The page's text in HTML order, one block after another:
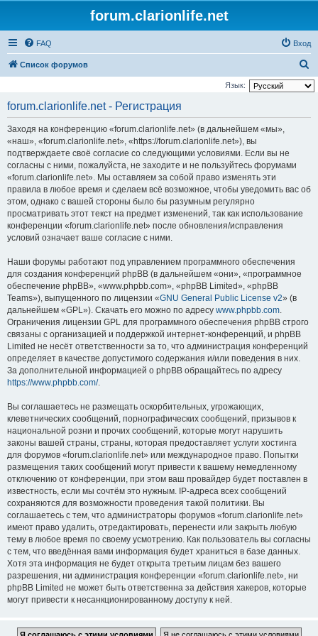
forum.clarionlife.net
FAQ Вход
Список форумов
о
Язык:
forum.clarionlife.net - Регистрация
Заходя на конференцию «forum.clarionlife.net» (в дальнейшем «мы»,
«наш», «forum.clarionlife.net», «https://forum.clarionlife.net»), вы
подтверждаете своё согласие со следующими условиями. Если вы не
согласны с ними, пожалуйста, не заходите и не пользуйтесь форумами
«forum.clarionlife.net». Мы оставляем за собой право изменять эти
правила в любое время и сделаем всё возможное, чтобы уведомить вас об
этом, однако с вашей стороны было бы разумным регулярно
просматривать этот текст на предмет изменений, так как использование
конференции «forum.clarionlife.net» после обновления/исправления
условий означает ваше согласие с ними.
Наши форумы работают под управлением программного обеспечения
для создания конференций phpBB (в дальнейшем «они», «программное
обеспечение phpBB», «www.phpbb.com», «phpBB Limited», «phpBB
Teams»), выпущенного по лицензии «GNU General Public License v2» (в
дальнейшем «GPL»). Скачать его можно по адресу www.phpbb.com.
Ограничения лицензии GPL для программного обеспечения phpBB строго
связаны с организацией и поддержкой интернет-конференций, и phpBB
Limited не несёт ответственности за то, что администрация конференций
определяет в качестве допустимого содержания и/или поведения в них.
За дополнительной информацией о phpBB обращайтесь по адресу
https://www.phpbb.com/.
Вы соглашаетесь не размещать оскорбительных, угрожающих,
клеветнических сообщений, порнографических сообщений, призывов к
национальной розни и прочих сообщений, которые могут нарушить
законы вашей страны, страны, которая предоставляет услуги хостинга
для форумов «forum.clarionlife.net» или международное право. Попытки
размещения таких сообщений могут привести к вашему немедленному
отключению от конференции, при этом ваш провайдер будет поставлен в
известность, если мы сочтём это нужным. IP-адреса всех сообщений
сохраняются для возможности проведения такой политики. Вы
соглашаетесь с тем, что администраторы форумов «forum.clarionlife.net»
имеют право удалить, отредактировать, перенести или закрыть любую
тему в любое время по своему усмотрению. Как пользователь вы согласны
с тем, что введённая вами информация будет храниться в базе данных.
Хотя эта информация не будет открыта третьим лицам без вашего
разрешения, ни администрация конференции «forum.clarionlife.net», ни
phpBB Limited не может быть ответственна за действия хакеров, которые
могут привести к несанкционированному доступу к ней.